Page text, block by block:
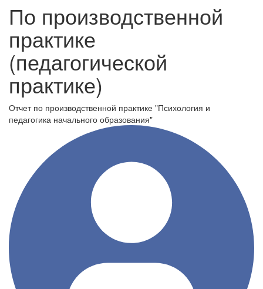
По производственной
практике
(педагогической
практике)
Отчет по производственной практике "Психология и
педагогика начального образования"